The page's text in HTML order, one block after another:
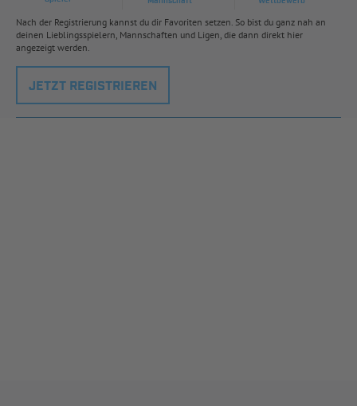
Nach der Registrierung kannst du dir Favoriten setzen. So bist du ganz nah an
deinen Lieblingsspielern, Mannschaften und Ligen, die dann direkt hier
angezeigt werden.
JETZT REGISTRIEREN